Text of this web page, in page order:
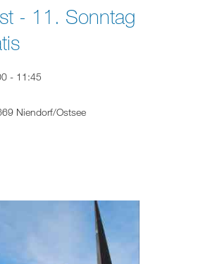
- 11. Sonntag
- 11:45
Niendorf/Ostsee